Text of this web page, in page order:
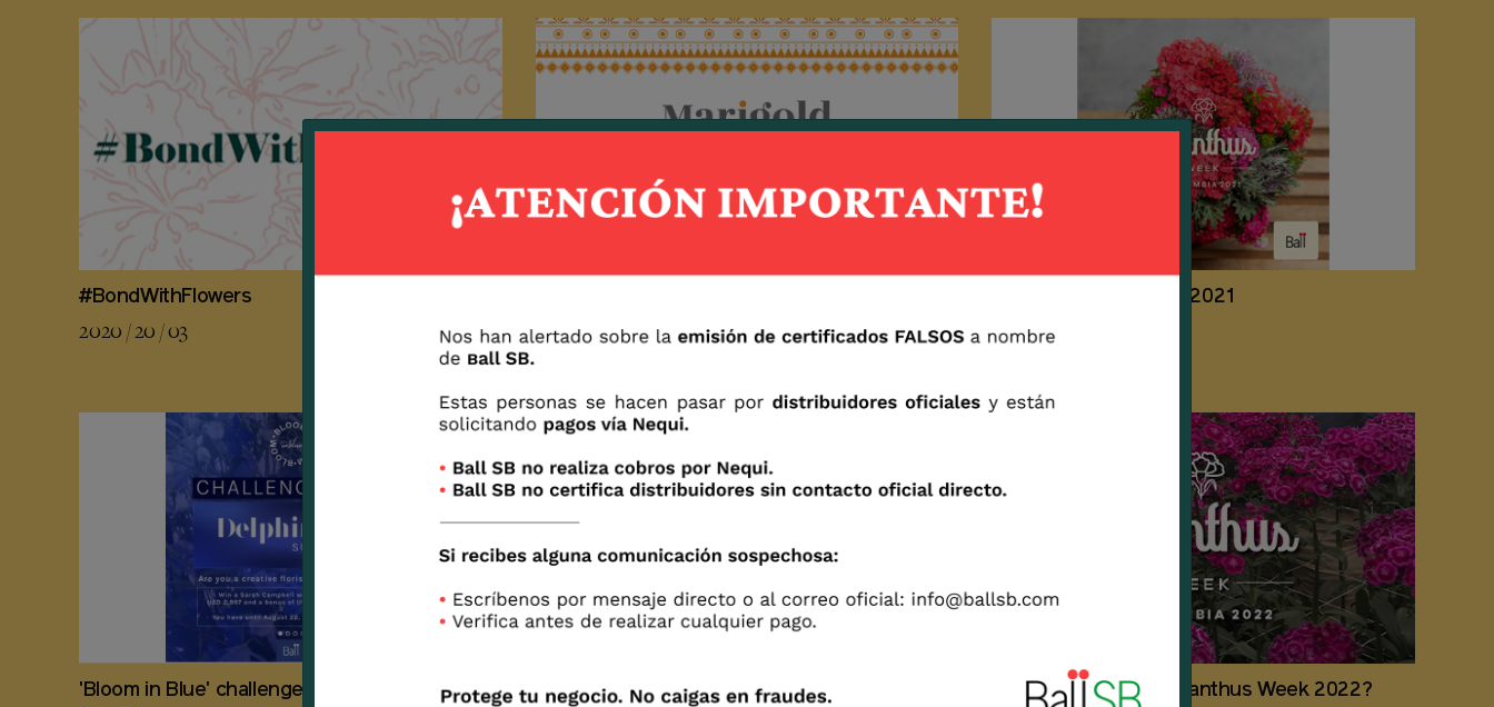
#BondWithFlowers
2020 / 20 / 03 2020 / 09 / 07
Semana del Dianthus 2021
2021 / 03 / 03
'Bloom in Blue' challenge con Delphinium
Chrysanthemum Week 2021 ¿Qué sucedió en la Dianthus Week 2022?